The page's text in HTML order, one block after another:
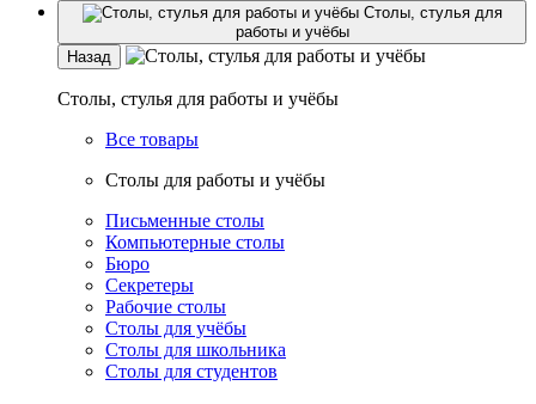
Столы, стулья для
работы и учёбы
Назад
Столы, стулья для работы и учёбы
Все товары
Столы для работы и учёбы
Письменные столы
Компьютерные столы
Бюро
Секретеры
Рабочие столы
Столы для учёбы
Столы для школьника
Столы для студентов